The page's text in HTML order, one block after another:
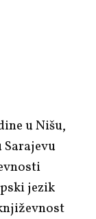
u Nišu,
jezik